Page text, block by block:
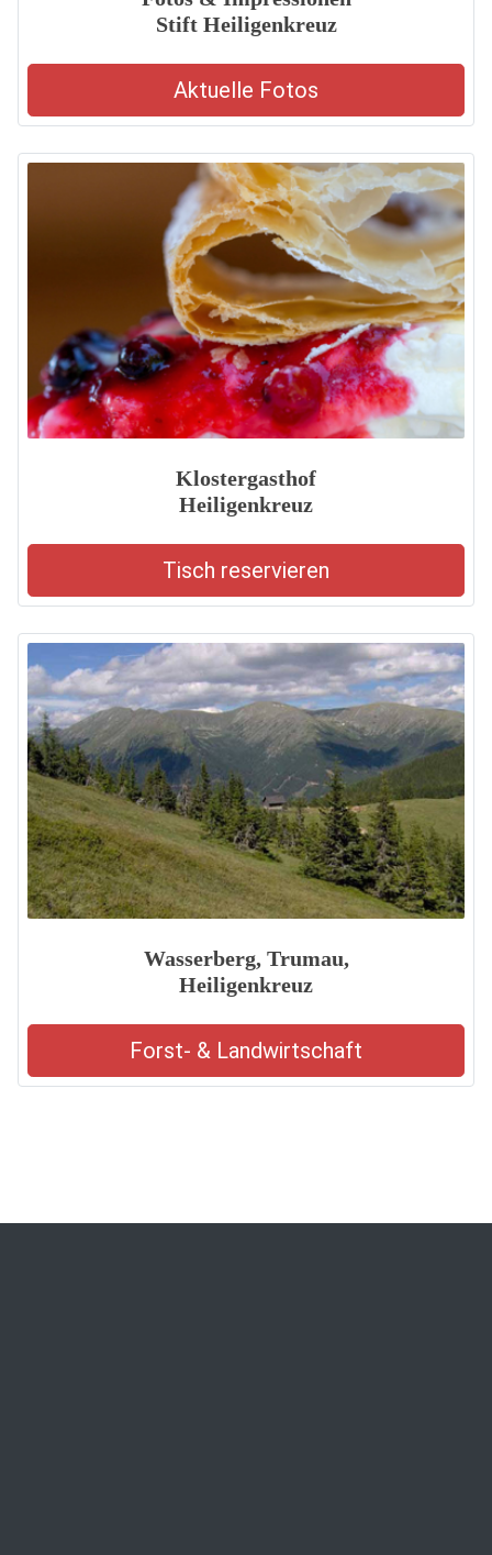
Stift Heiligenkreuz
Aktuelle Fotos
Klostergasthof
Heiligenkreuz
Tisch reservieren
Wasserberg, Trumau,
Heiligenkreuz
Forst- & Landwirtschaft